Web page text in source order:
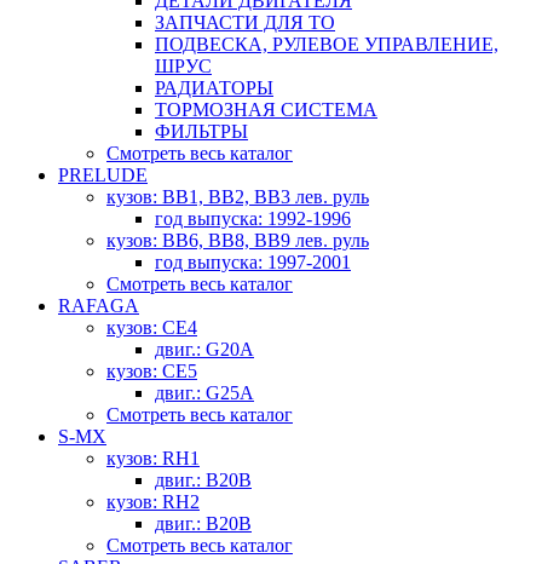
ЗАПЧАСТИ ДЛЯ ТО
ПОДВЕСКА, РУЛЕВОЕ УПРАВЛЕНИЕ,
ШРУС
РАДИАТОРЫ
ТОРМОЗНАЯ СИСТЕМА
ФИЛЬТРЫ
Смотреть весь каталог
PRELUDE
кузов: BB1, BB2, BB3 лев. руль
год выпуска: 1992-1996
кузов: BB6, BB8, BB9 лев. руль
год выпуска: 1997-2001
Смотреть весь каталог
RAFAGA
кузов: CE4
двиг.: G20A
кузов: CE5
двиг.: G25A
Смотреть весь каталог
S-MX
кузов: RH1
двиг.: B20B
кузов: RH2
двиг.: B20B
Смотреть весь каталог